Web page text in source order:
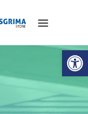
Abrir